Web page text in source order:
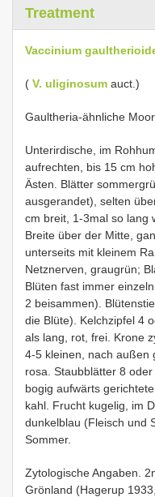
Treatment
Vaccinium
( V. uliginosum auct.)
Gaultheria-ähnliche
Unterirdische, im
aufrechten, bis 15 cm
Ästen. Blätter
ausgerandet), selten
cm breit, 1-3mal so lang
Breite über der Mitte,
unterseits mit kleinem
Netznerven, graugrün;
Blüten fast immer
2 beisammen).
die Blüte). Kelchzipfel 4
als lang, rot, frei. Krone
4-5 kleinen, nach außen
rosa. Staubblätter 8
bogig aufwärts
kahl. Frucht kugelig, im
dunkelblau (Fleisch und
Sommer.
Zytologische Angaben.
Grönland (Hagerup